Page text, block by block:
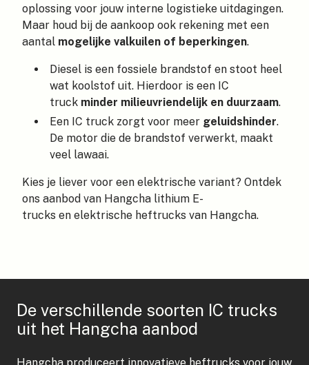
oplossing voor jouw interne logistieke uitdagingen.
Maar houd bij de aankoop ook rekening met een
aantal mogelijke valkuilen of beperkingen.
Diesel is een fossiele brandstof en stoot heel
wat koolstof uit. Hierdoor is een IC
truck minder milieuvriendelijk en duurzaam.
Een IC truck zorgt voor meer geluidshinder.
De motor die de brandstof verwerkt, maakt
veel lawaai.
Kies je liever voor een elektrische variant? Ontdek
ons aanbod van Hangcha lithium E-
trucks en elektrische heftrucks van Hangcha.
De verschillende soorten IC trucks
uit het Hangcha aanbod